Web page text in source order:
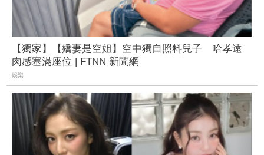
【獨家】【嬌妻是空姐】空中獨自照料兒子 哈孝遠
肉感塞滿座位 | FTNN 新聞網
娛樂